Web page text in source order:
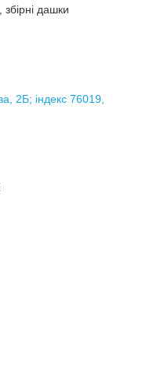
дашки
2Б; індекс 76019,